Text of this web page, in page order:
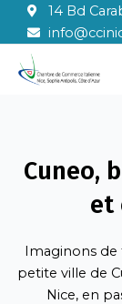
contenu
14 Bd
Cuneo,
et
Imaginons de
petite ville de
Nice, en